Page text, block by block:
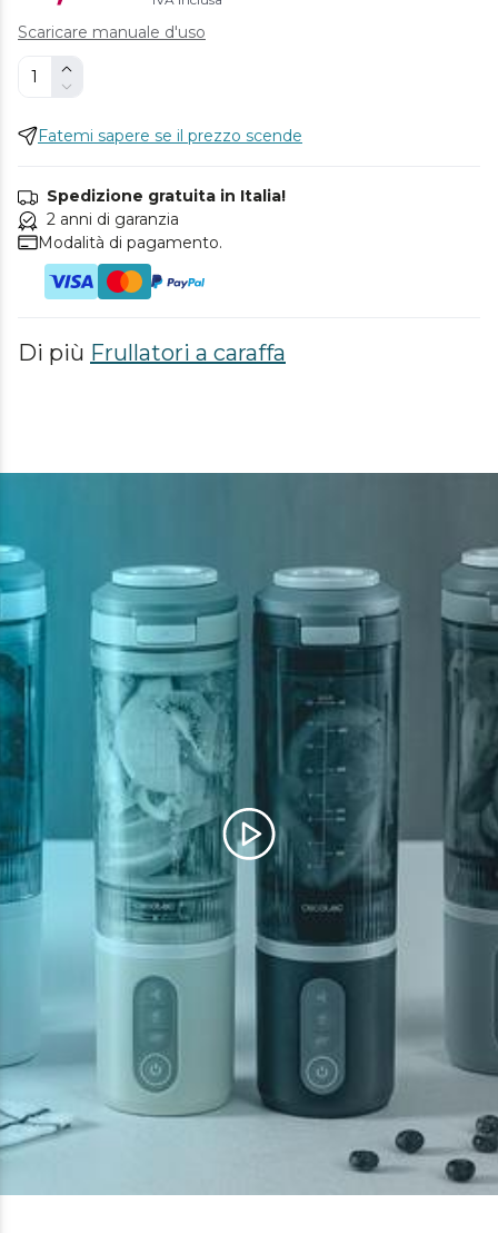
Scaricare manuale d'uso
Fatemi sapere se il prezzo scende
Spedizione gratuita in Italia!
2 anni di garanzia
Modalità di pagamento.
Di più Frullatori a caraffa